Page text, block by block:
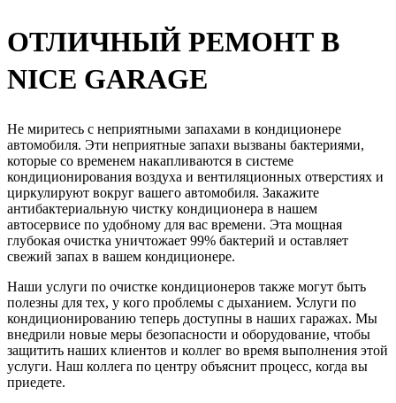
ОТЛИЧНЫЙ РЕМОНТ В
NICE GARAGE
Не миритесь с неприятными запахами в кондиционере
автомобиля. Эти неприятные запахи вызваны бактериями,
которые со временем накапливаются в системе
кондиционирования воздуха и вентиляционных отверстиях и
циркулируют вокруг вашего автомобиля. Закажите
антибактериальную чистку кондиционера в нашем
автосервисе по удобному для вас времени. Эта мощная
глубокая очистка уничтожает 99% бактерий и оставляет
свежий запах в вашем кондиционере.
Наши услуги по очистке кондиционеров также могут быть
полезны для тех, у кого проблемы с дыханием. Услуги по
кондиционированию теперь доступны в наших гаражах. Мы
внедрили новые меры безопасности и оборудование, чтобы
защитить наших клиентов и коллег во время выполнения этой
услуги. Наш коллега по центру объяснит процесс, когда вы
приедете.